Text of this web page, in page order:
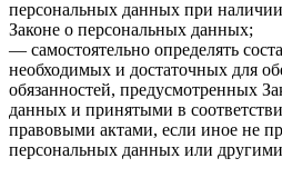
персональных данных при
Законе о персональных данных;
— самостоятельно определять
необходимых и достаточных для
обязанностей, предусмотренных
данных и принятыми в
правовыми актами, если иное не
персональных данных или